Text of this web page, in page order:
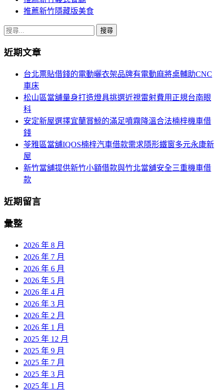
推薦新竹隱藏版美食
搜
關
近期文章
台北票貼借錢的電動曬衣架品牌有電動麻將桌輔助CNC
車床
松山區當舖量身打造燈具挑選近視雷射費用正規台南眼
科
安定新屋選擇宜蘭賞鯨的滿足噴霧降溫合法楠梓機車借
錢
苓雅區當舖IQOS楠梓汽車借款需求隱形鐵窗多元永康新
屋
新竹當舖提供新竹小額借款與竹北當舖安全三重機車借
款
近期留言
彙整
2026 年 8 月
2026 年 7 月
2026 年 6 月
2026 年 5 月
2026 年 4 月
2026 年 3 月
2026 年 2 月
2026 年 1 月
2025 年 12 月
2025 年 9 月
2025 年 7 月
2025 年 3 月
2025 年 1 月